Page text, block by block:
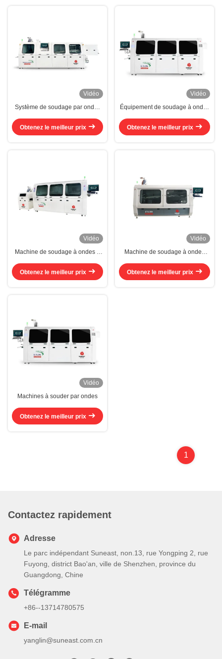
Vidéo
Système de soudage par ondes
par ondes automatique remplie
d'azote à étanchéité complète
Obtenez le meilleur prix
Vidéo
Équipement de soudage à ondes
Obtenez le meilleur prix
Vidéo
Machine de soudage à ondes à
8KW Machine de soudage à
Obtenez le meilleur prix
Vidéo
Machine de soudage à ondes
soudage à ondes sans plomb
Obtenez le meilleur prix
Vidéo
Machines à souder par ondes
Obtenez le meilleur prix
1
Contactez rapidement
Adresse
Le parc indépendant Suneast, non.13, rue Yongping 2, rue
Fuyong, district Bao'an, ville de Shenzhen, province du
Guangdong, Chine
Télégramme
+86--13714780575
E-mail
yanglin@suneast.com.cn